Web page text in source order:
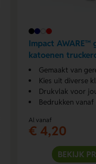
Impact AWARE™
katoenen
Gemaakt van
Kies uit diverse
Drukvlak voor
Bedrukken
Al vanaf
€ 4,20
BEKIJK